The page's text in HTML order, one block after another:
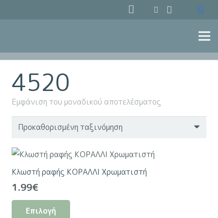
4520
Εμφάνιση του μοναδικού αποτελέσματος
Κλωστή ραφής ΚΟΡΑΛΛΙ Χρωματιστή
1.99€
Επιλογή